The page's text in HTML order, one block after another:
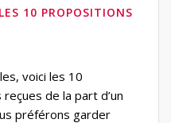
10 PROPOSITIONS
voici les 10
de la part d’un
préférons garder